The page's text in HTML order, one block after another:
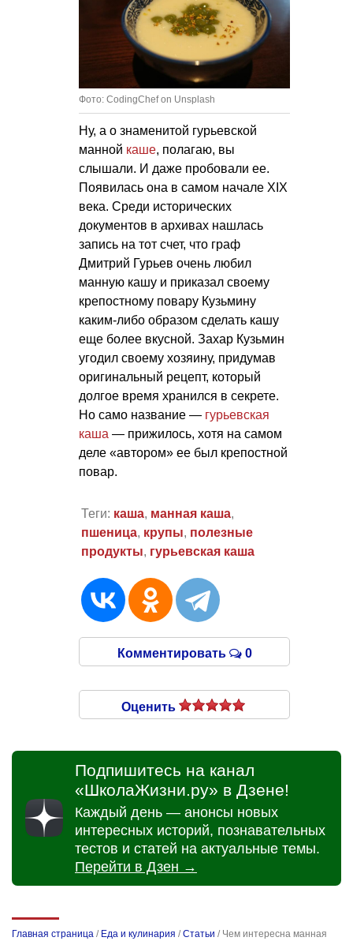
Фото: CodingChef on Unsplash
Ну, а о знаменитой гурьевской
манной каше, полагаю, вы
слышали. И даже пробовали ее.
Появилась она в самом начале XIX
века. Среди исторических
документов в архивах нашлась
запись на тот счет, что граф
Дмитрий Гурьев очень любил
манную кашу и приказал своему
крепостному повару Кузьмину
каким-либо образом сделать кашу
еще более вкусной. Захар Кузьмин
угодил своему хозяину, придумав
оригинальный рецепт, который
долгое время хранился в секрете.
Но само название — гурьевская
каша — прижилось, хотя на самом
деле «автором» ее был крепостной
повар.
Теги: каша, манная каша,
пшеница, крупы, полезные
продукты, гурьевская каша
Комментировать 0
Оценить
Подпишитесь на канал
«ШколаЖизни.ру» в Дзене!
Каждый день — анонсы новых
интересных историй, познавательных
тестов и статей на актуальные темы.
Перейти в Дзен →
Главная страница / Еда и кулинария /Статьи / Чем интересна манная